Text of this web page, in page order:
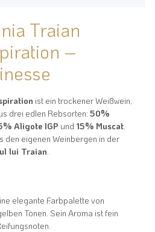
Traian
–
ist ein trockener Weißwein,
drei edlen Rebsorten: 50%
Aligote IGP und 15% Muscat
den eigenen Weinbergen in der
lui Traian
elegante Farbpalette von
Tönen . Sein Aroma ist fein